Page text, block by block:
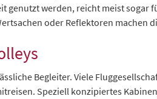
genutzt werden, reicht meist
oder Reflektoren machen
Begleiter. Viele
Speziell konzipiertes